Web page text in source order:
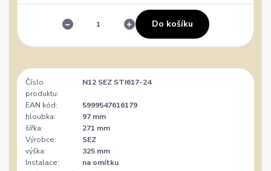
Do košíku
Číslo
produktu:
N12 SEZ STI617-24
EAN kód:
5999547616179
hloubka:
97 mm
šířka:
271 mm
Výrobce:
SEZ
výška:
325 mm
Instalace:
na omítku